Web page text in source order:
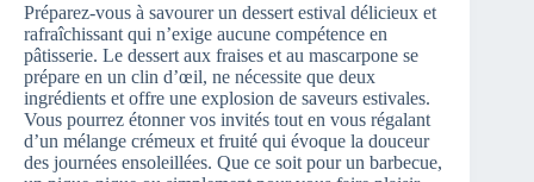
Préparez-vous à savourer un dessert estival délicieux et
rafraîchissant qui n’exige aucune compétence en
pâtisserie. Le dessert aux fraises et au mascarpone se
prépare en un clin d’œil, ne nécessite que deux
ingrédients et offre une explosion de saveurs estivales.
Vous pourrez étonner vos invités tout en vous régalant
d’un mélange crémeux et fruité qui évoque la douceur
des journées ensoleillées. Que ce soit pour un barbecue,